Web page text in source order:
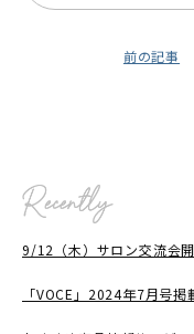
前の記事
9/12（木）サロン交流会
「VOCE」2024年7月号